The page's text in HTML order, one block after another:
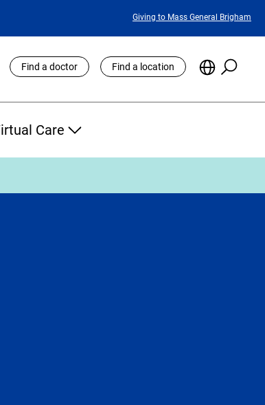
Featured
Giving to Mass General Brigham
Find a doctor Find a location
Choose
Site
Care